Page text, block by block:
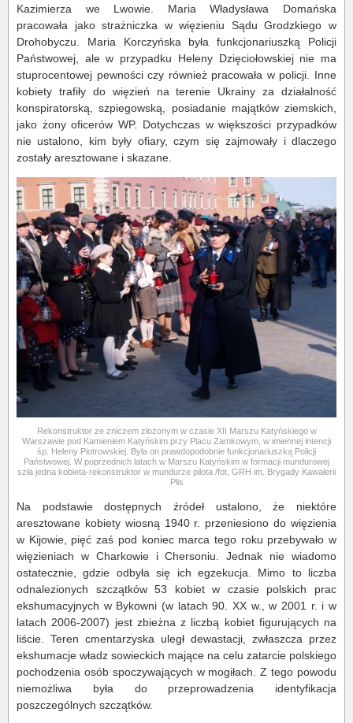
Kazimierza we Lwowie. Maria Władysława Domańska
pracowała jako strażniczka w więzieniu Sądu Grodzkiego w
Drohobyczu. Maria Korczyńska była funkcjonariuszką Policji
Państwowej, ale w przypadku Heleny Dzięciołowskiej nie ma
stuprocentowej pewności czy również pracowała w policji. Inne
kobiety trafiły do więzień na terenie Ukrainy za działalność
konspiratorską, szpiegowską, posiadanie majątków ziemskich,
jako żony oficerów WP. Dotychczas w większości przypadków
nie ustalono, kim były ofiary, czym się zajmowały i dlaczego
zostały aresztowane i skazane.
Rekonstruktor ze zniczem złożonym w czasie XII Marszu Katyńskiego w
Warszawie pod Kamieniem Katyńskim przy Placu Zamkowym, w imiennej intencji
śp. Heleny Piotrowskiej. Była on prawdopodobnie funkcjonariuszką Policji
Państwowej. W poprzednich latach w Marszu Katyńskim w formacji mundurowej
szła jedna kobieta-rekonstruktor w mundurze pilota /fot. GRH im. Brygady Kawalerii
Plis
Na podstawie dostępnych źródeł ustalono, że niektóre
aresztowane kobiety wiosną 1940 r. przeniesiono do więzienia
w Kijowie, pięć zaś pod koniec marca tego roku przebywało w
więzieniach w Charkowie i Chersoniu. Jednak nie wiadomo
ostatecznie, gdzie odbyła się ich egzekucja. Mimo to liczba
odnalezionych szczątków 53 kobiet w czasie polskich prac
ekshumacyjnych w Bykowni (w latach 90. XX w., w 2001 r. i w
latach 2006-2007) jest zbieżna z liczbą kobiet figurujących na
liście. Teren cmentarzyska uległ dewastacji, zwłaszcza przez
ekshumacje władz sowieckich mające na celu zatarcie polskiego
pochodzenia osób spoczywających w mogiłach. Z tego powodu
niemożliwa była do przeprowadzenia identyfikacja
poszczególnych szczątków.